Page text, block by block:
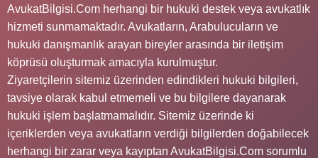
AvukatBilgisi.Com herhangi bir hukuki destek veya avukatlık
hizmeti sunmamaktadır. Avukatların, Arabulucuların ve
hukuki danışmanlık arayan bireyler arasında bir iletişim
köprüsü oluşturmak amacıyla kurulmuştur.
Ziyaretçilerin sitemiz üzerinden edindikleri hukuki bilgileri,
tavsiye olarak kabul etmemeli ve bu bilgilere dayanarak
hukuki işlem başlatmamalıdır. Sitemiz üzerinde ki
içeriklerden veya avukatların verdiği bilgilerden doğabilecek
herhangi bir zarar veya kayıptan AvukatBilgisi.Com sorumlu